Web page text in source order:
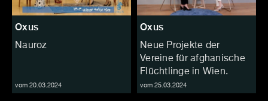
Oxus
Nauroz
vom 20.03.2024
Oxus
Neue Projekte der
Vereine für afghanische
Flüchtlinge in Wien.
vom 25.03.2024